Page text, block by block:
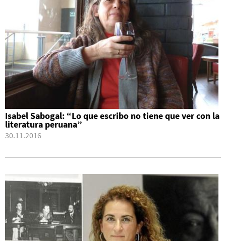
Isabel Sabogal: “Lo que escribo no tiene que ver con la
literatura peruana”
30.11.2016